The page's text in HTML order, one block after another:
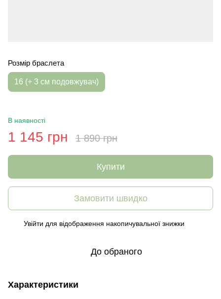
Розмір браслета
16 (+ 3 см подовжувач)
В наявності
1 145 грн 1 890 грн
Купити
Замовити швидко
Увійти для відображення накопичувальної знижки
До обраного
Характеристики